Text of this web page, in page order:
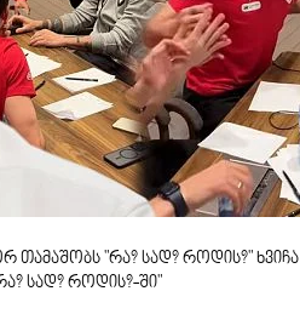
თამაშობს "რა? სად? როდის?" ხვიჩა
სად? როდის?-ში"